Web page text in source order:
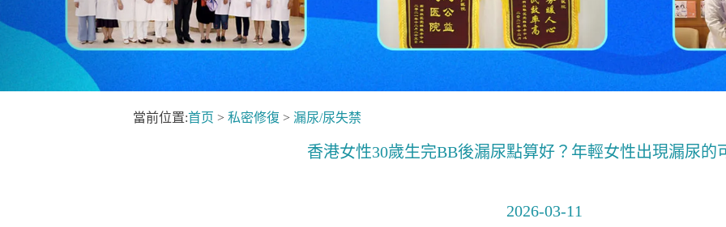
當前位置:首页 > 私密修復 > 漏尿/尿失禁
香港女性30歲生完BB後漏尿點算好？年輕女性出現漏尿的
2026-03-11